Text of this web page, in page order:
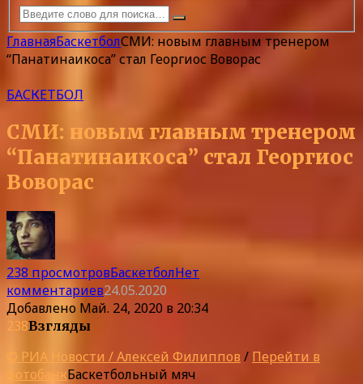
ГлавнаяБаскетболСМИ: новым главным тренером
“Панатинаикоса” стал Георгиос Воворас
БАСКЕТБОЛ
СМИ: новым главным тренером
“Панатинаикоса” стал Георгиос
Воворас
238 просмотровБаскетболНет
комментариев24.05.2020
Добавлено Май. 24, 2020 в 20:34
238Взгляды
© РИА Новости / Алексей Филиппов / Перейти в
фотобанкБаскетбольный мяч